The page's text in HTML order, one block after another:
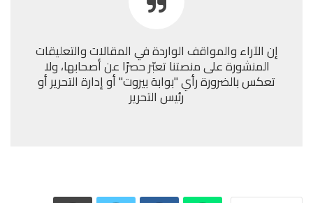
إن الآراء والمواقف الواردة في المقالات والتعليقات
المنشورة على منصتنا تعبّر حصرًا عن أصحابها، ولا
تعكس بالضرورة رأي "بوابة بيروت" أو إدارة التحرير أو
رئيس التحرير